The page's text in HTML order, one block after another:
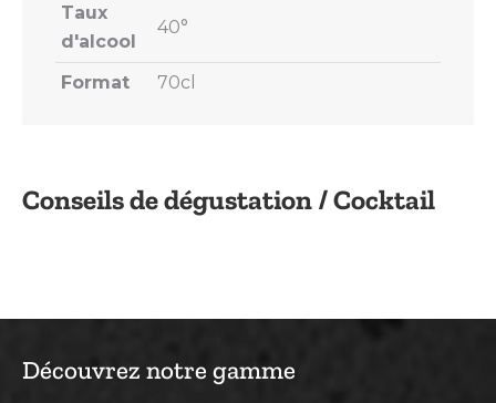
Conseils de dégustation / Cocktail
Taux
d'alcool
40°
Format 70cl
Découvrez notre gamme